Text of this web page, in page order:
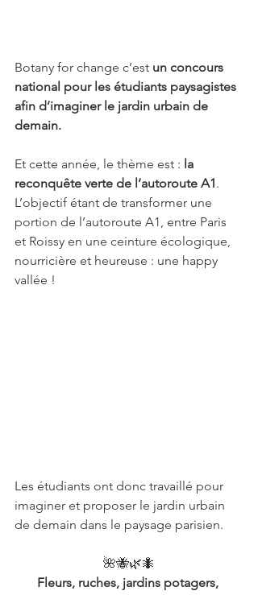
Botany for change c’est un concours
national pour les étudiants paysagistes
afin d’imaginer le jardin urbain de
demain.
Et cette année, le thème est : la
reconquête verte de l’autoroute A1.
L’objectif étant de transformer une
portion de l’autoroute A1, entre Paris
et Roissy en une ceinture écologique,
nourricière et heureuse : une happy
vallée !
Les étudiants ont donc travaillé pour
imaginer et proposer le jardin urbain
de demain dans le paysage parisien.
🌺🐝🌿🐜
Fleurs, ruches, jardins potagers,